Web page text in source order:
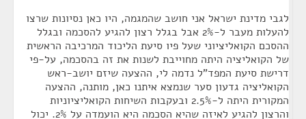
לגבי מדינת ישראל אני חושב שהמגמה, היו כאן נסיונות שרצו
להעלות מעבר ל-2% אבל בגלל רצון להגיע להסכמה ובגלל
ההסכם הקואליציוני שעל פיו סיעת הליכוד המרכיבה הראשית
של הקואליציה היתה מחוייבת לשנות את זה בהסכמה, על-פי
דרישת סיעת המפד"ל נדמה לי, ההצעה שיזם יושב-ראש
הקואליציה גדעון סער שנמצא איתנו כאן, מותנה, ההצעה
המקורית היתה ל-2.5% ובעקבות השיחות הקואליציוניות
והרצון להגיע לאיזה שהיא הסכמה היא הועמדה על 2%. יכול